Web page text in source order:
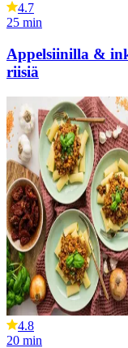
4.7
25 min
Appelsiinilla &
riisiä
4.8
20 min